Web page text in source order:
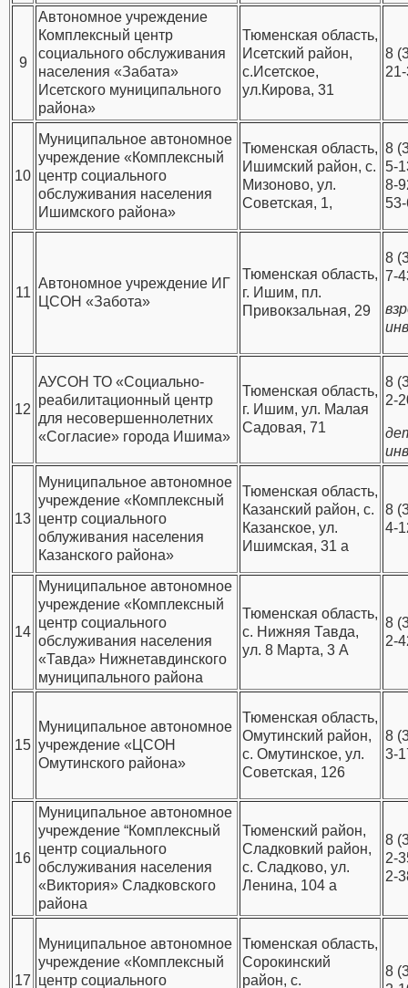
9
Автономное учреждение
Комплексный центр
социального обслуживания
населения «Забата»
Исетского муниципального
района»
Тюменская область,
Исетский район,
с.Исетское,
ул.Кирова, 31
8
10
Муниципальное автономное
учреждение «Комплексный
центр социального
обслуживания населения
Ишимского района»
Тюменская область,
Ишимский район, с.
Мизоново, ул.
Советская, 1,
8
5-
8-
11
Автономное учреждение ИГ
ЦСОН «Забота»
Тюменская область,
г. Ишим, пл.
Привокзальная, 29
8
7-
12
АУСОН ТО «Социально-
реабилитационный центр
для несовершеннолетних
«Согласие» города Ишима»
Тюменская область,
г. Ишим, ул. Малая
Садовая, 71
8
2-
13
Муниципальное автономное
учреждение «Комплексный
центр социального
облуживания населения
Казанского района»
Тюменская область,
Казанский район, с.
Казанское, ул.
Ишимская, 31 а
8
4-
14
Муниципальное автономное
учреждение «Комплексный
центр социального
обслуживания населения
«Тавда» Нижнетавдинского
муниципального района
Тюменская область,
с. Нижняя Тавда,
ул. 8 Марта, 3 А
8
2-
15
Муниципальное автономное
учреждение «ЦСОН
Омутинского района»
Тюменская область,
Омутинский район,
с. Омутинское, ул.
Советская, 126
8
3-
16
Муниципальное автономное
учреждение “Комплексный
центр социального
обслуживания населения
«Виктория» Сладковского
района
Тюменский район,
Сладковкий район,
с. Сладково, ул.
Ленина, 104 а
8
2-
2-
17
Муниципальное автономное
учреждение «Комплексный
центр социального
Тюменская область,
Сорокинский
район, с.
8